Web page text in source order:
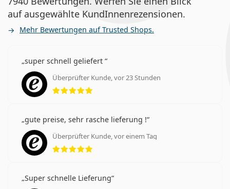
auf ausgewählte KundInnenrezensionen.
Mehr Bewertungen auf Trusted Shops.
super schnell geliefert
Überprüfter Kunde, vor 23 Stunden
Bewertung 5 aus 5
gute preise, sehr rasche lieferung !
Überprüfter Kunde, vor einem Tag
Bewertung 5 aus 5
Super schnelle Lieferung